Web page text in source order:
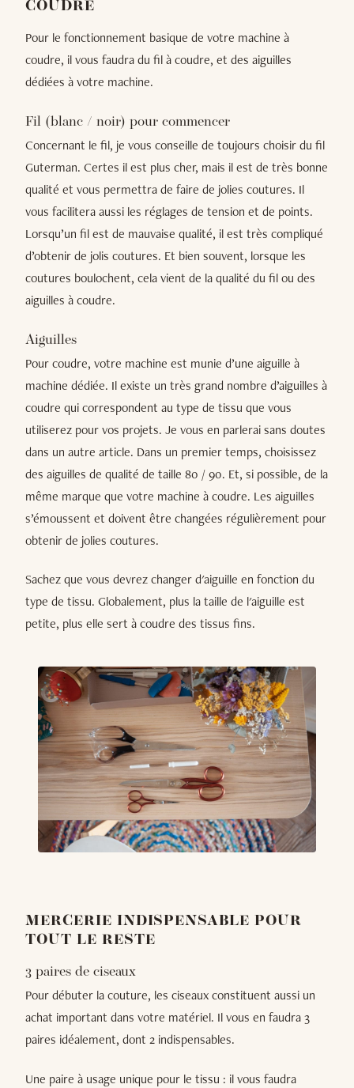
COUDRE
Pour le fonctionnement basique de votre machine à
coudre, il vous faudra du fil à coudre, et des aiguilles
dédiées à votre machine.
Fil (blanc / noir) pour commencer
Concernant le fil, je vous conseille de toujours choisir du fil
Guterman. Certes il est plus cher, mais il est de très bonne
qualité et vous permettra de faire de jolies coutures. Il
vous facilitera aussi les réglages de tension et de points.
Lorsqu’un fil est de mauvaise qualité, il est très compliqué
d’obtenir de jolis coutures. Et bien souvent, lorsque les
coutures boulochent, cela vient de la qualité du fil ou des
aiguilles à coudre.
Aiguilles
Pour coudre, votre machine est munie d’une aiguille à
machine dédiée. Il existe un très grand nombre d’aiguilles à
coudre qui correspondent au type de tissu que vous
utiliserez pour vos projets. Je vous en parlerai sans doutes
dans un autre article. Dans un premier temps, choisissez
des aiguilles de qualité de taille 80 / 90. Et, si possible, de la
même marque que votre machine à coudre. Les aiguilles
s’émoussent et doivent être changées régulièrement pour
obtenir de jolies coutures.
Sachez que vous devrez changer d'aiguille en fonction du
type de tissu. Globalement, plus la taille de l'aiguille est
petite, plus elle sert à coudre des tissus fins.
MERCERIE INDISPENSABLE POUR
TOUT LE RESTE
3 paires de ciseaux
Pour débuter la couture, les ciseaux constituent aussi un
achat important dans votre matériel. Il vous en faudra 3
paires idéalement, dont 2 indispensables.
Une paire à usage unique pour le tissu : il vous faudra